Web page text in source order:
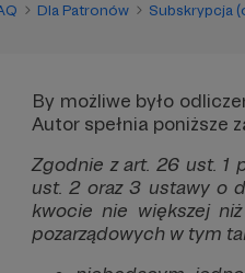
Dla Patronów Subskrypcja
By możliwe było
Autor spełnia poniższe
Zgodnie z art. 26 ust. 1
ust. 2 oraz 3 ustawy o
kwocie nie większej
pozarządowych w tym